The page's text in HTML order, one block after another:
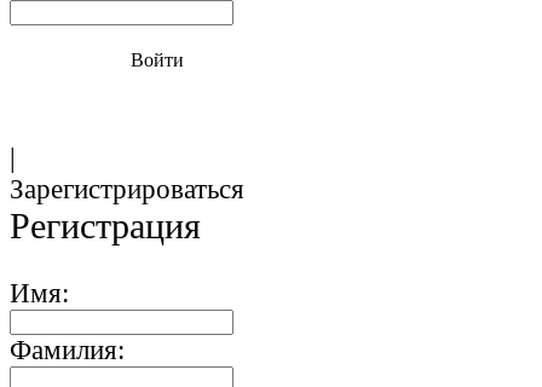
Войти
|
Зарегистрироваться
Регистрация
Имя:
Фамилия: